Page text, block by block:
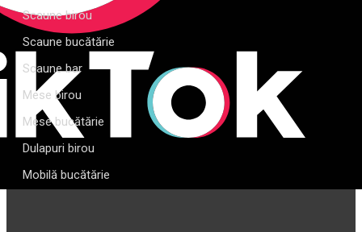
Scaune birou
Scaune bucătărie
Scaune bar
Mese birou
Mese bucătărie
Dulapuri birou
Mobilă bucătărie